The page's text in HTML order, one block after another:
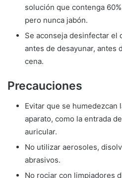
solución que contenga
pero nunca jabón.
Se aconseja desinfectar el
antes de desayunar, antes
cena.
Precauciones
Evitar que se humedezcan
aparato, como la entrada
auricular.
No utilizar aerosoles,
abrasivos.
No rociar con limpiadores